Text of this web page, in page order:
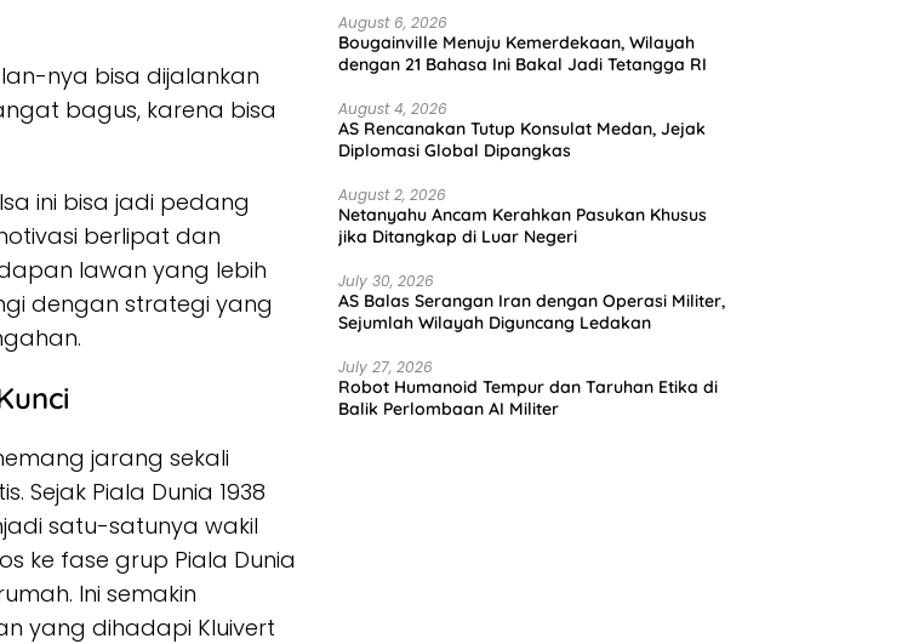
-nya bisa dijalankan
bagus, karena bisa
ini bisa jadi pedang
berlipat dan
lawan yang lebih
dengan strategi yang
jarang sekali
Sejak Piala Dunia 1938
satu-satunya wakil
ke fase grup Piala Dunia
Ini semakin
yang dihadapi Kluivert
August 6, 2026
Bougainville Menuju Kemerdekaan, Wilayah
dengan 21 Bahasa Ini Bakal Jadi Tetangga RI
August 4, 2026
AS Rencanakan Tutup Konsulat Medan, Jejak
Diplomasi Global Dipangkas
August 2, 2026
Netanyahu Ancam Kerahkan Pasukan Khusus
jika Ditangkap di Luar Negeri
July 30, 2026
AS Balas Serangan Iran dengan Operasi Militer,
Sejumlah Wilayah Diguncang Ledakan
July 27, 2026
Robot Humanoid Tempur dan Taruhan Etika di
Balik Perlombaan AI Militer